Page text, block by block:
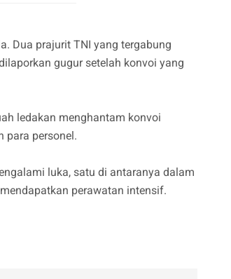
Dua prajurit TNI yang tergabung
gugur setelah konvoi yang
ledakan menghantam konvoi
para personel.
luka, satu di antaranya dalam
perawatan intensif.